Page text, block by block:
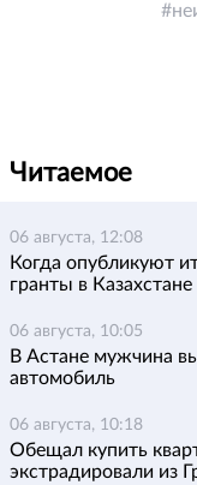
Читаемое
06 августа, 12:08
Когда опубликуют
гранты в Казахстане
06 августа, 10:05
В Астане мужчина
автомобиль
06 августа, 10:18
Обещал купить
экстрадировали из